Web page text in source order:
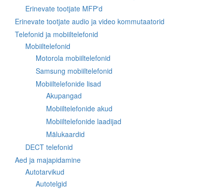
Erinevate tootjate MFP'd
Erinevate tootjate audio ja video kommutaatorid
Telefonid ja mobiiltelefonid
Mobiiltelefonid
Motorola mobiiltelefonid
Samsung mobiiltelefonid
Mobiiltelefonide lisad
Akupangad
Mobiiltelefonide akud
Mobiiltelefonide laadijad
Mälukaardid
DECT telefonid
Aed ja majapidamine
Autotarvikud
Autotelgid